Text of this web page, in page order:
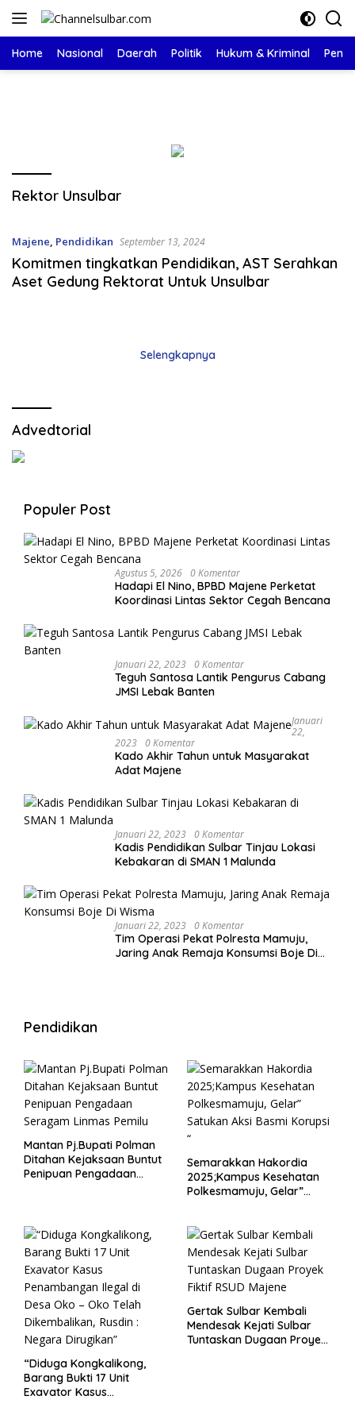
Langsung
Home Nasional Daerah Politik Hukum & Kriminal
Rektor Unsulbar
Majene, Pendidikan September 13, 2024
Komitmen tingkatkan Pendidikan, AST Serahkan
Aset Gedung Rektorat Untuk Unsulbar
Selengkapnya
Advedtorial
Populer Post
Agustus 5, 2026 0 Komentar
Hadapi El Nino, BPBD Majene Perketat
Koordinasi Lintas Sektor Cegah Bencana
Januari 22, 2023 0 Komentar
Teguh Santosa Lantik Pengurus Cabang
JMSI Lebak Banten
Januari
22,
2023 0 Komentar
Kado Akhir Tahun untuk Masyarakat
Adat Majene
Januari 22, 2023 0 Komentar
Kadis Pendidikan Sulbar Tinjau Lokasi
Kebakaran di SMAN 1 Malunda
Januari 22, 2023 0 Komentar
Tim Operasi Pekat Polresta Mamuju,
Jaring Anak Remaja Konsumsi Boje Di
Pendidikan
Mantan Pj.Bupati Polman
Ditahan Kejaksaan Buntut
Penipuan Pengadaan
Semarakkan Hakordia
2025;Kampus Kesehatan
Polkesmamuju, Gelar”
“Diduga Kongkalikong,
Barang Bukti 17 Unit
Exavator Kasus
Gertak Sulbar Kembali
Mendesak Kejati Sulbar
Tuntaskan Dugaan Proyek